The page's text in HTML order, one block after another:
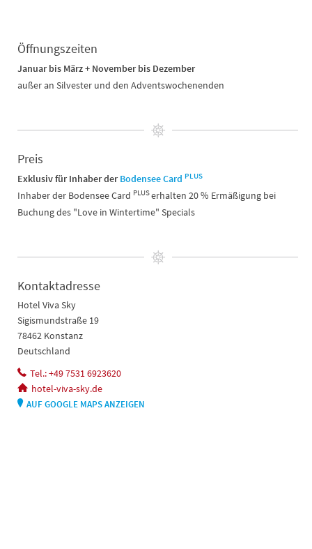
Öffnungszeiten
Januar bis März + November bis Dezember
außer an Silvester und den Adventswochenenden
Preis
Exklusiv für Inhaber der Bodensee Card PLUS
Inhaber der Bodensee Card PLUSerhalten 20 % Ermäßigung bei
Buchung des "Love in Wintertime" Specials
Kontaktadresse
Hotel Viva Sky
Sigismundstraße 19
78462 Konstanz
Deutschland
Tel.: +49 7531 6923620
hotel-viva-sky.de
AUF GOOGLE MAPS ANZEIGEN